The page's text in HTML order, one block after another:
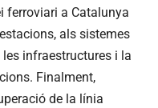
ferroviari a Catalunya
als sistemes
infraestructures i la
Finalment,
de la línia